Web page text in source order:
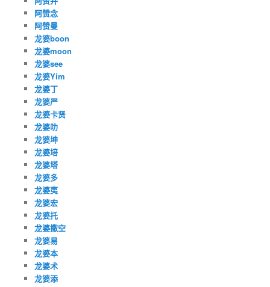
阿赞念
阿赞曼
龙婆boon
龙婆moon
龙婆see
龙婆Yim
龙婆丁
龙婆严
龙婆卡贤
龙婆叻
龙婆坤
龙婆培
龙婆塔
龙婆多
龙婆夷
龙婆宏
龙婆托
龙婆撒空
龙婆易
龙婆本
龙婆术
龙婆添